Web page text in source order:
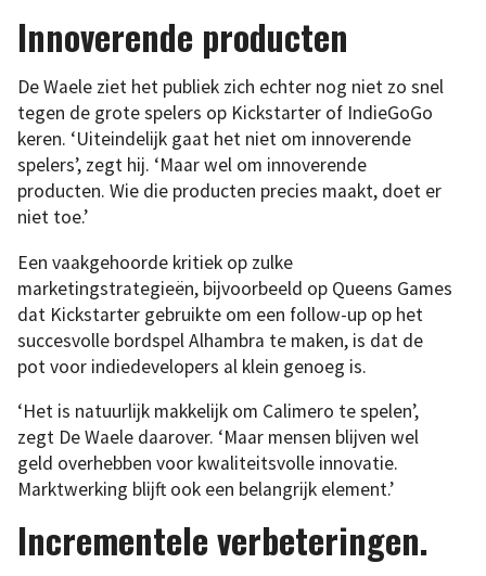
Innoverende producten
De Waele ziet het publiek zich echter nog niet zo snel
tegen de grote spelers op Kickstarter of IndieGoGo
keren. ‘Uiteindelijk gaat het niet om innoverende
spelers’, zegt hij. ‘Maar wel om innoverende
producten. Wie die producten precies maakt, doet er
niet toe.’
Een vaakgehoorde kritiek op zulke
marketingstrategieën, bijvoorbeeld op Queens Games
dat Kickstarter gebruikte om een follow-up op het
succesvolle bordspel Alhambra te maken, is dat de
pot voor indiedevelopers al klein genoeg is.
‘Het is natuurlijk makkelijk om Calimero te spelen’,
zegt De Waele daarover. ‘Maar mensen blijven wel
geld overhebben voor kwaliteitsvolle innovatie.
Marktwerking blijft ook een belangrijk element.’
Incrementele verbeteringen.